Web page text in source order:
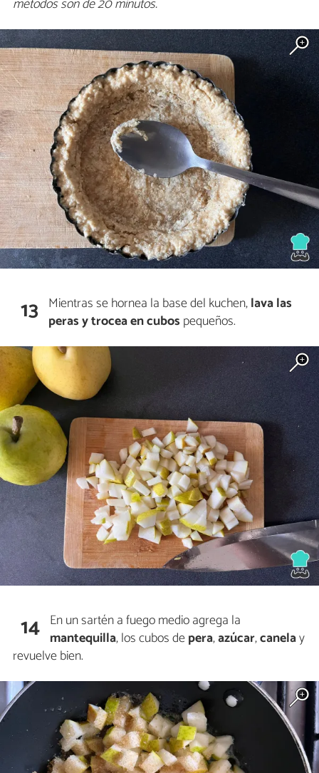
13 Mientras se hornea la base del kuchen,lava las
peras y trocea en cubos pequeños.
14 En un sartén a fuego medio agrega la
mantequilla, los cubos depera,azúcar,canelay
revuelve bien.